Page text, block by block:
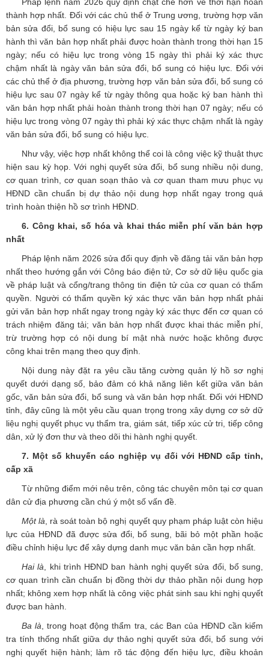
Pháp lệnh năm 2026 quy định chặt chẽ hơn về thời hạn hoàn
thành hợp nhất. Đối với các chủ thể ở Trung ương, trường hợp văn
bản sửa đổi, bổ sung có hiệu lực sau 15 ngày kể từ ngày ký ban
hành thì văn bản hợp nhất phải được hoàn thành trong thời hạn 15
ngày; nếu có hiệu lực trong vòng 15 ngày thì phải ký xác thực
chậm nhất là ngày văn bản sửa đổi, bổ sung có hiệu lực. Đối với
các chủ thể ở địa phương, trường hợp văn bản sửa đổi, bổ sung có
hiệu lực sau 07 ngày kể từ ngày thông qua hoặc ký ban hành thì
văn bản hợp nhất phải hoàn thành trong thời hạn 07 ngày; nếu có
hiệu lực trong vòng 07 ngày thì phải ký xác thực chậm nhất là ngày
văn bản sửa đổi, bổ sung có hiệu lực.
Như vậy, việc hợp nhất không thể coi là công việc kỹ thuật thực
hiện sau kỳ họp. Với nghị quyết sửa đổi, bổ sung nhiều nội dung,
cơ quan trình, cơ quan soạn thảo và cơ quan tham mưu phục vụ
HĐND cần chuẩn bị dự thảo nội dung hợp nhất ngay trong quá
trình hoàn thiện hồ sơ trình HĐND.
6. Công khai, số hóa và khai thác miễn phí văn bản hợp
nhất
Pháp lệnh năm 2026 sửa đổi quy định về đăng tải văn bản hợp
nhất theo hướng gắn với Công báo điện tử, Cơ sở dữ liệu quốc gia
về pháp luật và cổng/trang thông tin điện tử của cơ quan có thẩm
quyền. Người có thẩm quyền ký xác thực văn bản hợp nhất phải
gửi văn bản hợp nhất ngay trong ngày ký xác thực đến cơ quan có
trách nhiệm đăng tải; văn bản hợp nhất được khai thác miễn phí,
trừ trường hợp có nội dung bí mật nhà nước hoặc không được
công khai trên mạng theo quy định.
Nội dung này đặt ra yêu cầu tăng cường quản lý hồ sơ nghị
quyết dưới dạng số, bảo đảm có khả năng liên kết giữa văn bản
gốc, văn bản sửa đổi, bổ sung và văn bản hợp nhất. Đối với HĐND
tỉnh, đây cũng là một yêu cầu quan trọng trong xây dựng cơ sở dữ
liệu nghị quyết phục vụ thẩm tra, giám sát, tiếp xúc cử tri, tiếp công
dân, xử lý đơn thư và theo dõi thi hành nghị quyết.
7. Một số khuyến cáo nghiệp vụ đối với HĐND cấp tỉnh,
cấp xã
Từ những điểm mới nêu trên, công tác chuyên môn tại cơ quan
dân cử địa phương cần chú ý một số vấn đề.
Một là, rà soát toàn bộ nghị quyết quy phạm pháp luật còn hiệu
lực của HĐND đã được sửa đổi, bổ sung, bãi bỏ một phần hoặc
điều chỉnh hiệu lực để xây dựng danh mục văn bản cần hợp nhất.
Hai là, khi trình HĐND ban hành nghị quyết sửa đổi, bổ sung,
cơ quan trình cần chuẩn bị đồng thời dự thảo phần nội dung hợp
nhất; không xem hợp nhất là công việc phát sinh sau khi nghị quyết
được ban hành.
Ba là, trong hoạt động thẩm tra, các Ban của HĐND cần kiểm
tra tính thống nhất giữa dự thảo nghị quyết sửa đổi, bổ sung với
nghị quyết hiện hành; làm rõ tác động đến hiệu lực, điều khoản